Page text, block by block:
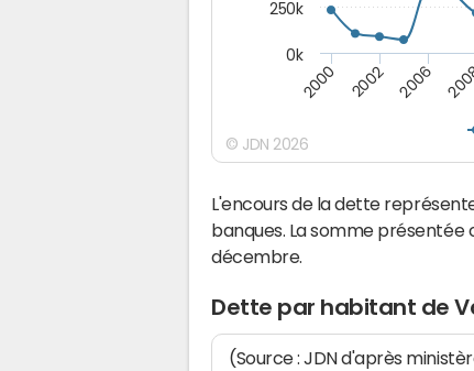
2000 2002 2006
0k
250k
© JDN 2026
L'encours de la dette
banques. La somme présentée
décembre.
Dette par habitant de
(Source : JDN d'après